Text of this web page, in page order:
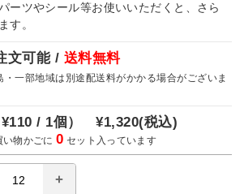
ーツやシール等お使いいただくと、さら
す。
文可能 / 送料無料
一部地域は別途配送料がかかる場合がございま
¥110 / 1個）¥1,320(税込)
い物かごに0 セット入っています